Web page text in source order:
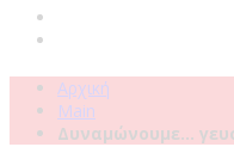
Αρχική
Main
Δυναμώνουμε…